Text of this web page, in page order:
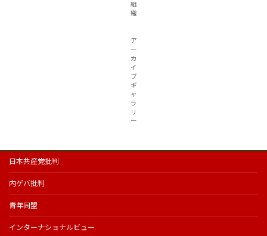
組
織
ア
ー
カ
イ
ブ
ギ
ャ
ラ
リ
ー
日本共産党批判
内ゲバ批判
青年同盟
インターナショナルビュー